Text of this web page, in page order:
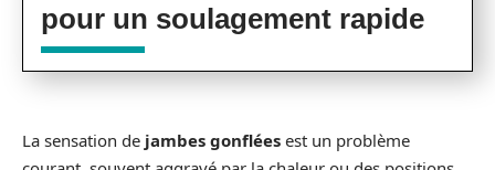
pour un soulagement rapide
La sensation de jambes gonflées est un problème